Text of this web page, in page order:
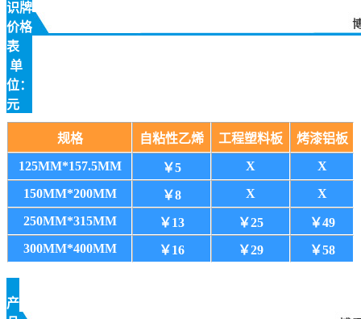
识牌
价格
表
单
位：
元
规格 自粘性乙烯 工程塑料板
烤漆铝板
125MM*157.5MM
￥5 X
X
150MM*200MM
￥8 X
X
250MM*315MM
￥13 ￥25
￥49
300MM*400MM
￥16 ￥29 ￥58
产